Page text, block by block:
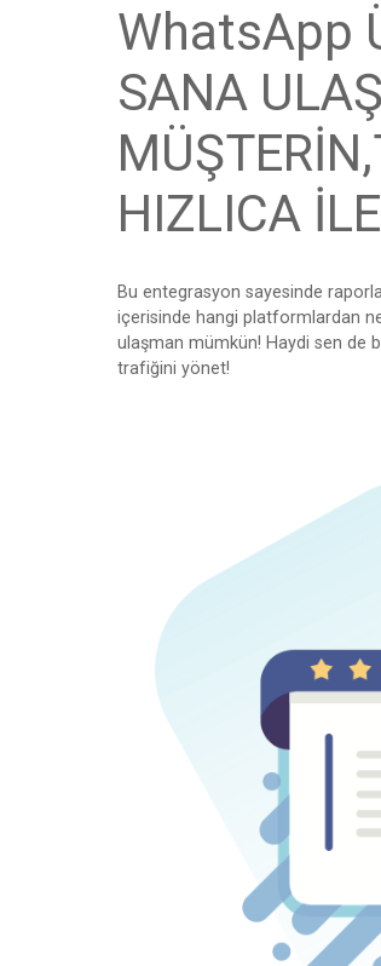
WhatsApp
SANA
HIZLICA
Bu entegrasyon sayesinde
içerisinde hangi platformlardan
ulaşman mümkün! Haydi sen de
trafiğini yönet!